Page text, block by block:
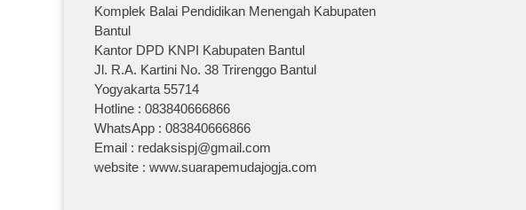
Komplek Balai Pendidikan Menengah Kabupaten
Bantul
Kantor DPD KNPI Kabupaten Bantul
Jl. R.A. Kartini No. 38 Trirenggo Bantul
Yogyakarta 55714
Hotline : 083840666866
WhatsApp : 083840666866
Email : redaksispj@gmail.com
website : www.suarapemudajogja.com